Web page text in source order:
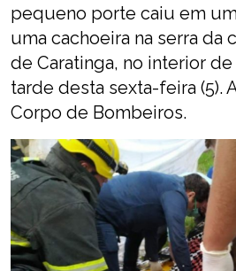
pequeno porte caiu em
uma cachoeira na serra da
de Caratinga, no interior de
tarde desta sexta-feira (5).
Corpo de Bombeiros.